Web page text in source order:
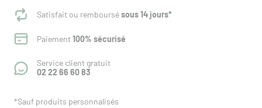
Satisfait ou remboursésous 14 jours*
Paiement100% sécurisé
Service client gratuit
02 22 66 60 83
*Sauf produits personnalisés